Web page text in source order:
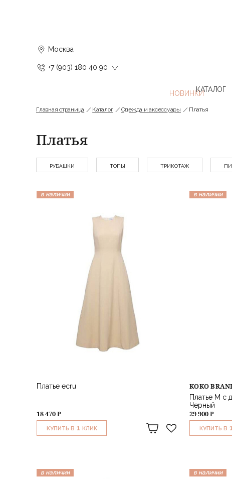
Москва
+7 (903) 180 40 90
КАТАЛОГ
Главная страница Каталог Одежда и аксессуары Платья
Платья
РУБАШКИ ТОПЫ ТРИКОТАЖ
в наличии
Платье ecru
18 470 ₽
КУПИТЬ В 1 КЛИК
в наличии
KOKO
Платье M с
Черный
29 900 ₽
КУПИТЬ В 1
в наличии в наличии